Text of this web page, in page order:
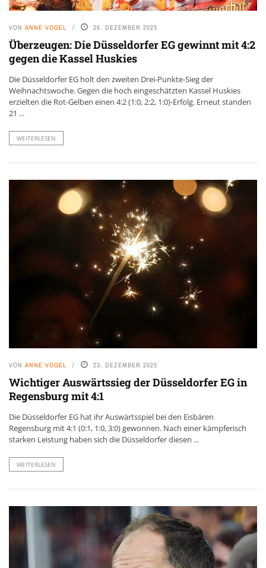
VON ANNE VOGEL 26. DEZEMBER 2025
Überzeugen: Die Düsseldorfer EG gewinnt mit 4:2
gegen die Kassel Huskies
Die Düsseldorfer EG holt den zweiten Drei-Punkte-Sieg der
Weihnachtswoche. Gegen die hoch eingeschätzten Kassel Huskies
erzielten die Rot-Gelben einen 4:2 (1:0, 2:2, 1:0)-Erfolg. Erneut standen
21 ...
WEITERLESEN
VON ANNE VOGEL 23. DEZEMBER 2025
Wichtiger Auswärtssieg der Düsseldorfer EG in
Regensburg mit 4:1
Die Düsseldorfer EG hat ihr Auswärtsspiel bei den Eisbären
Regensburg mit 4:1 (0:1, 1:0, 3:0) gewonnen. Nach einer kämpferisch
starken Leistung haben sich die Düsseldorfer diesen ...
WEITERLESEN